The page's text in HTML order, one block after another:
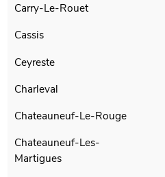
Carry-Le-Rouet
Cassis
Ceyreste
Charleval
Chateauneuf-Le-Rouge
Chateauneuf-Les-
Martigues